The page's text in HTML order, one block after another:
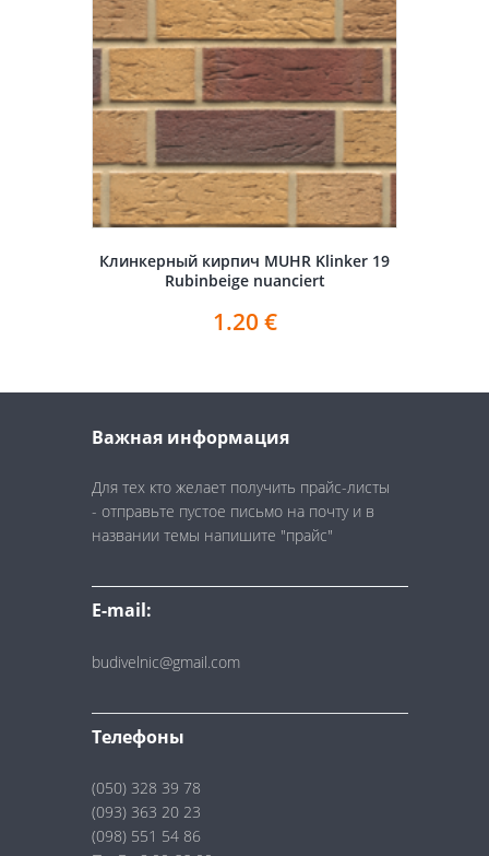
Клинкерный кирпич MUHR Klinker 19
Rubinbeige nuanciert
1.20 €
Важная информация
Для тех кто желает получить прайс-листы
- отправьте пустое письмо на почту и в
названии темы напишите "прайс"
E-mail:
budivelnic@gmail.com
Телефоны
(050) 328 39 78
(093) 363 20 23
(098) 551 54 86